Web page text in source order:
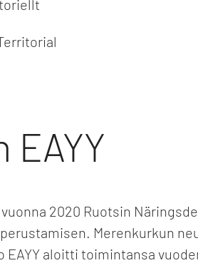
2020 Ruotsin
Merenkurkun
aloitti toimintansa